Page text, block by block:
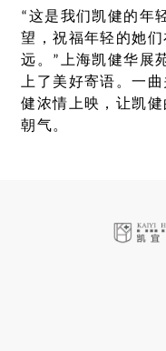
“这是我们凯健的年
望，祝福年轻的她
远。”上海凯健华展
上了美好寄语。一
健浓情上映，让凯
朝气。